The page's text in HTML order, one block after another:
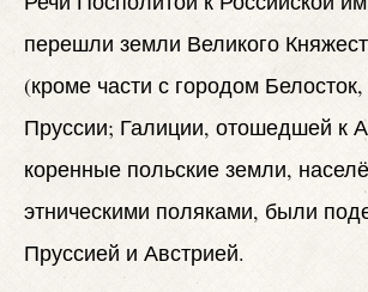
перешли земли Великого
(кроме части с городом
Пруссии; Галиции, отошедшей к
коренные польские земли,
этническими поляками, были
Пруссией и Австрией.